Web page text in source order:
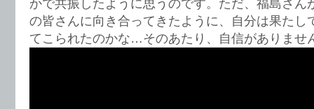
かで共振したように思うのです。ただ、福島さん
の皆さんに向き合ってきたように、自分は果たし
てこられたのかな…そのあたり、自信がありませ